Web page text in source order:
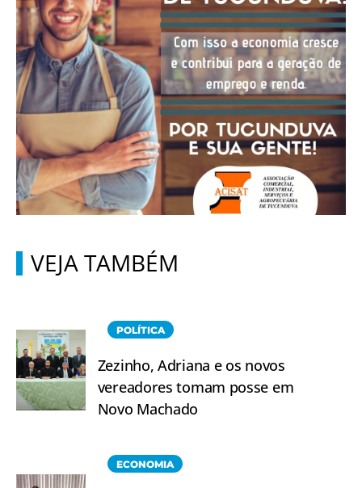
VEJA TAMBÉM
POLÍTICA
Zezinho, Adriana e os novos
vereadores tomam posse em
Novo Machado
ECONOMIA